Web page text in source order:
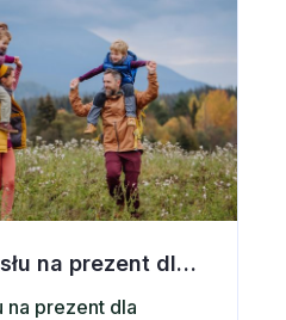
się…
Nie masz pomysłu na prezent dla dziecka? Postaw na wspólną wycieczkę
na prezent dla